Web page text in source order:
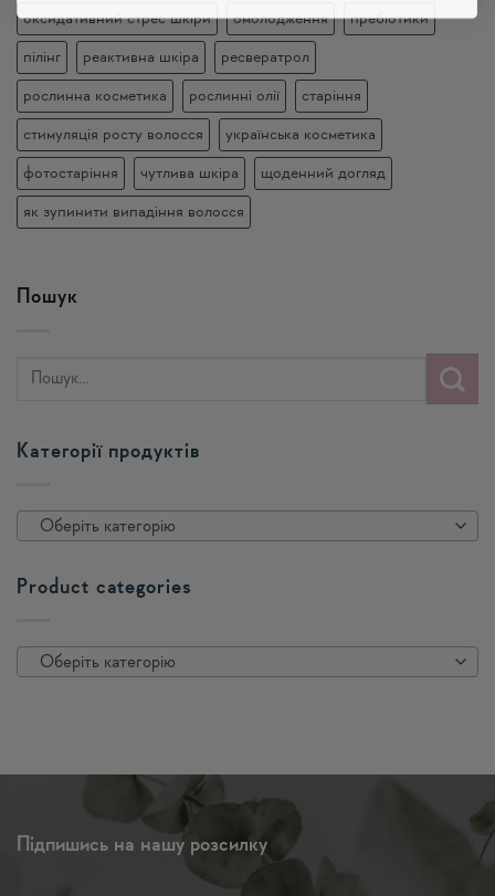
оксидативний стрес шкіри омолодження пребіотики
пілінг реактивна шкіра ресвератрол
рослинна косметика рослинні олії старіння
стимуляція росту волосся українська косметика
фотостаріння чутлива шкіра щоденний догляд
як зупинити випадіння волосся
Пошук
Категорії продуктів
Оберіть категорію
Product categories
Оберіть категорію
Підпишись на нашу розсилку